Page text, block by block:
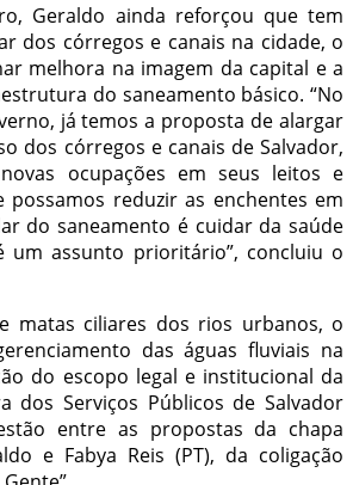
Geraldo ainda reforçou que tem
dos córregos e canais na cidade, o
melhora na imagem da capital e a
do saneamento básico. “No
já temos a proposta de alargar
dos córregos e canais de Salvador,
ocupações em seus leitos e
possamos reduzir as enchentes em
do saneamento é cuidar da saúde
um assunto prioritário”, concluiu o
matas ciliares dos rios urbanos, o
das águas fluviais na
do escopo legal e institucional da
dos Serviços Públicos de Salvador
entre as propostas da chapa
e Fabya Reis (PT), da coligação